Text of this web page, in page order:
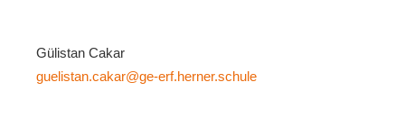
Gülistan Cakar
guelistan.cakar@ge-erf.herner.schule